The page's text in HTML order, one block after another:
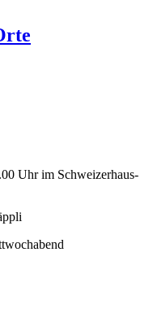
Uhr im Schweizerhaus-